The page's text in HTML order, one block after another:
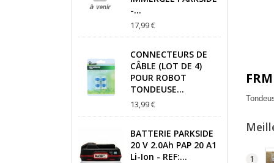
-...
17,99 €
CONNECTEURS DE
CÂBLE (LOT DE 4)
POUR ROBOT
TONDEUSE...
13,99 €
BATTERIE PARKSIDE
20 V 2.0Ah PAP 20 A1
Li-Ion - REF:...